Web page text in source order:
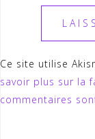
Ce site utilise
savoir plus sur la
commentaires